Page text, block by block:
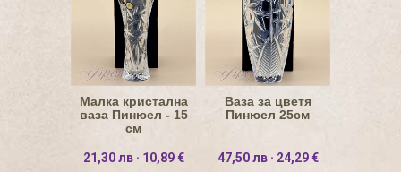
Малка кристална
ваза Пинюел - 15
см
21,30 лв · 10,89 €
Ваза за цветя
Пинюел 25см
47,50 лв · 24,29 €